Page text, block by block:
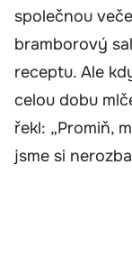
společnou
bramborový
receptu. Ale
celou dobu
řekl: „Promiň,
jsme si